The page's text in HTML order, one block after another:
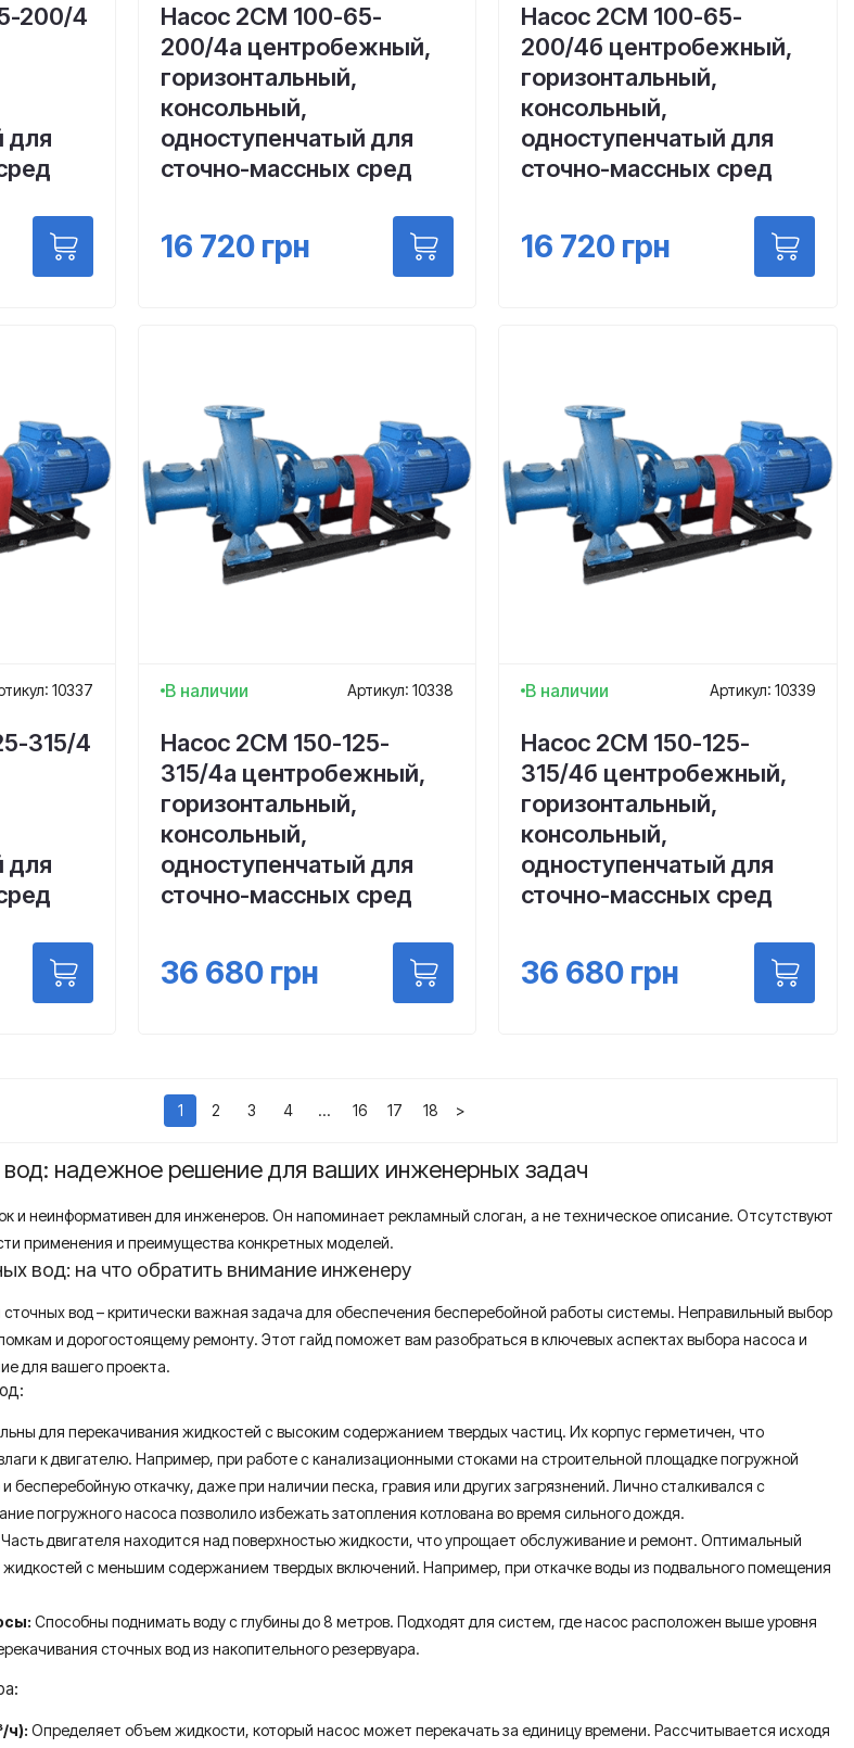
200/4
для
Насос 2СМ 100-65-
200/4а центробежный,
горизонтальный,
консольный,
одноступенчатый для
сточно-массных сред
16 720грн
Насос 2СМ 100-65-
200/4б центробежный,
горизонтальный,
консольный,
одноступенчатый для
сточно-массных сред
16 720 грн
10337
315/4
для
В наличии Артикул: 10338
Насос 2СМ 150-125-
315/4а центробежный,
горизонтальный,
консольный,
одноступенчатый для
сточно-массных сред
36 680грн
В наличии Артикул: 10339
Насос 2СМ 150-125-
315/4б центробежный,
горизонтальный,
консольный,
одноступенчатый для
сточно-массных сред
36 680 грн
1 2 3 4 … 16 17 18 >
надежное решение для ваших инженерных задач
и неинформативен для инженеров. Он напоминает рекламный слоган, а не техническое описание. Отсутствуют
применения и преимущества конкретных моделей.
вод: на что обратить внимание инженеру
вод – критически важная задача для обеспечения бесперебойной работы системы. Неправильный выбор
и дорогостоящему ремонту. Этот гайд поможет вам разобраться в ключевых аспектах выбора насоса и
для вашего проекта.
для перекачивания жидкостей с высоким содержанием твердых частиц. Их корпус герметичен, что
к двигателю. Например, при работе с канализационными стоками на строительной площадке погружной
бесперебойную откачку, даже при наличии песка, гравия или других загрязнений. Лично сталкивался с
погружного насоса позволило избежать затопления котлована во время сильного дождя.
Часть двигателя находится над поверхностью жидкости, что упрощает обслуживание и ремонт. Оптимальный
жидкостей с меньшим содержанием твердых включений. Например, при откачке воды из подвального помещения
Способны поднимать воду с глубины до 8 метров. Подходят для систем, где насос расположен выше уровня
сточных вод из накопительного резервуара.
ч): Определяет объем жидкости, который насос может перекачать за единицу времени. Рассчитывается исходя